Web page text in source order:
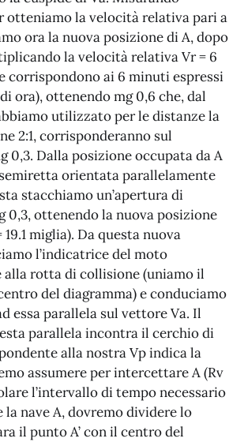
otteniamo la velocità relativa pari a
ora la nuova posizione di A, dopo
la velocità relativa Vr = 6
corrispondono ai 6 minuti espressi
ora), ottenendo mg 0,6 che, dal
utilizzato per le distanze la
2:1, corrisponderanno sul
0,3. Dalla posizione occupata da A
orientata parallelamente
stacchiamo un’apertura di
0,3, ottenendo la nuova posizione
19.1 miglia). Da questa nuova
l’indicatrice del moto
rotta di collisione (uniamo il
del diagramma) e conduciamo
essa parallela sul vettore Va. Il
parallela incontra il cerchio di
alla nostra Vp indica la
assumere per intercettare A (Rv
l’intervallo di tempo necessario
la nave A, dovremo dividere lo
il punto A’ con il centro del